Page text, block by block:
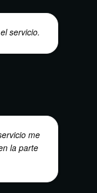
servicio.
me
la parte